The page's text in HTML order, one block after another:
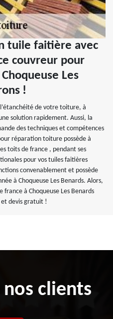
tuile faitière avec
couvreur pour
Les
!
de votre toiture, à
solution rapidement. Aussi, la
des techniques et compétences
réparation toiture possède à
toits de france , pendant ses
pour vos tuiles faitières
convenablement et possède
à Choqueuse Les Benards. Alors,
france à Choqueuse Les Benards
devis gratuit !
nos clients